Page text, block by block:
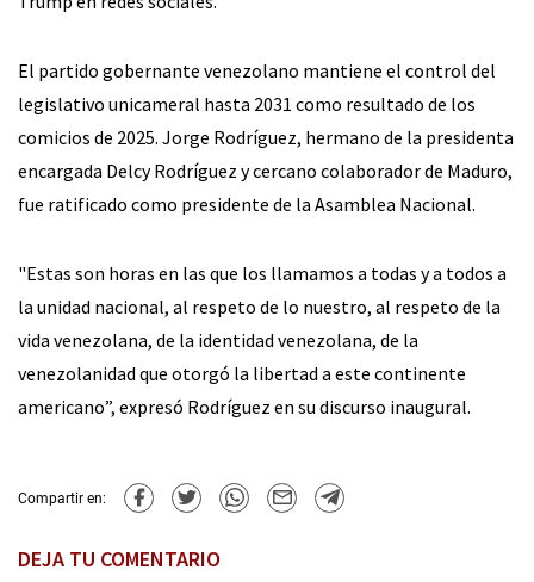
El partido gobernante venezolano mantiene el control del
legislativo unicameral hasta 2031 como resultado de los
comicios de 2025. Jorge Rodríguez, hermano de la presidenta
encargada Delcy Rodríguez y cercano colaborador de Maduro,
fue ratificado como presidente de la Asamblea Nacional.
"Estas son horas en las que los llamamos a todas y a todos a
la unidad nacional, al respeto de lo nuestro, al respeto de la
vida venezolana, de la identidad venezolana, de la
venezolanidad que otorgó la libertad a este continente
americano”, expresó Rodríguez en su discurso inaugural.
Compartir en:
DEJA TU COMENTARIO